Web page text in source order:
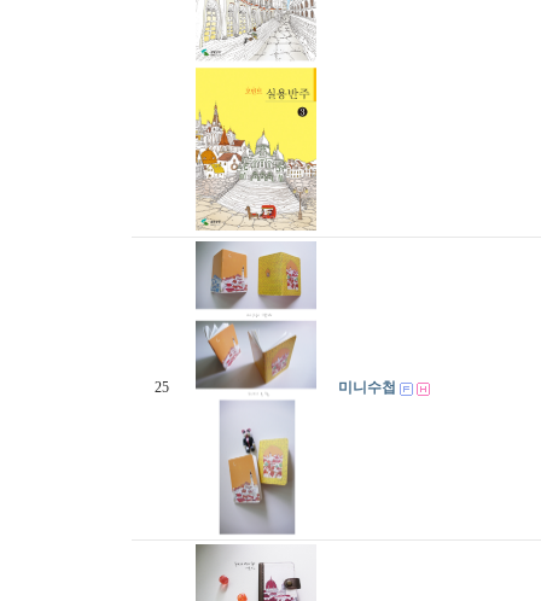
25 미니수첩